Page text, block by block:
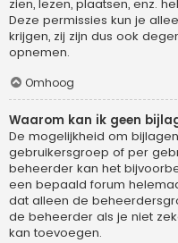
zien, lezen, plaatsen, enz.
Deze permissies kun je
krijgen, zij zijn dus ook
opnemen.
Omhoog
Waarom kan ik geen
De mogelijkheid om
gebruikersgroep of per
beheerder kan het
een bepaald forum
dat alleen de
de beheerder als je niet
kan toevoegen.